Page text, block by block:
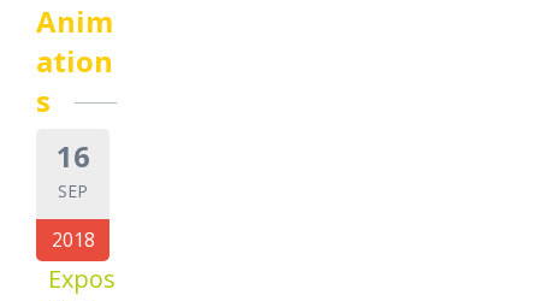
Anim
ation
s
16
SEP
2018
Expos